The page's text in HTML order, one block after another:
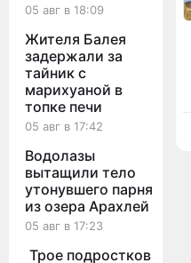
05 авг в 18:09
Жителя Балея
задержали за
тайник с
марихуаной в
топке печи
05 авг в 17:42
Водолазы
вытащили тело
утонувшего парня
из озера Арахлей
05 авг в 17:23
Трое подростков